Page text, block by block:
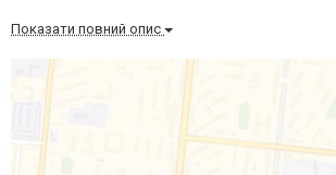
Показати повний опис